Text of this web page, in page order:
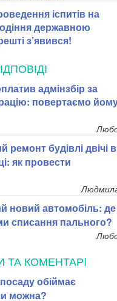
іспитів на
державною
з’явився!
адмінзбір за
повертаємо
ремонт будівлі двічі в
як провести
новий автомобіль: де
списання пального?
ТА КОМЕНТАРI
обіймає
можна?